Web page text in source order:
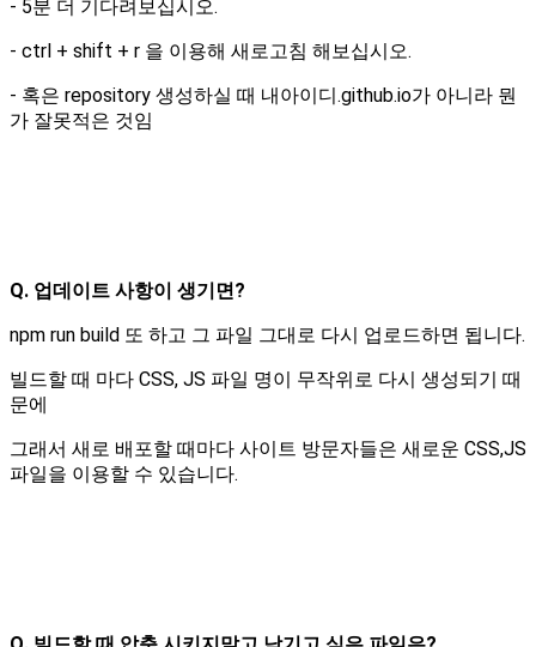
- 5분 더 기다려보십시오.
- ctrl + shift + r 을 이용해 새로고침 해보십시오.
- 혹은 repository 생성하실 때 내아이디.github.io가 아니라 뭔
가 잘못적은 것임
Q. 업데이트 사항이 생기면?
npm run build 또 하고 그 파일 그대로 다시 업로드하면 됩니다.
빌드할 때 마다 CSS, JS 파일 명이 무작위로 다시 생성되기 때
문에
그래서 새로 배포할 때마다 사이트 방문자들은 새로운 CSS,JS
파일을 이용할 수 있습니다.